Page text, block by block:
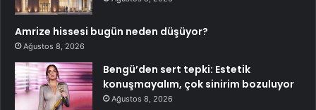
Amrize hissesi bugün neden düşüyor?
Ağustos 8, 2026
Bengü’den sert tepki: Estetik
konuşmayalım, çok sinirim bozuluyor
Ağustos 8, 2026